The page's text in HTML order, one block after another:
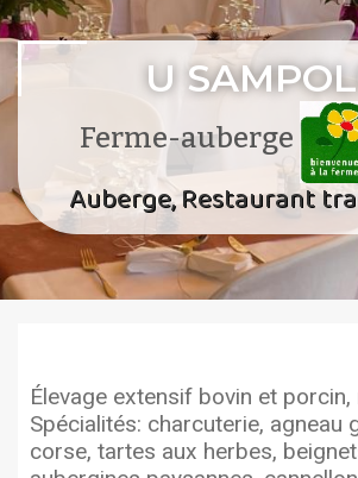
U
Ferme-auberge
Auberge, Restaurant
Élevage extensif bovin et porcin,
Spécialités: charcuterie, agneau
corse, tartes aux herbes,